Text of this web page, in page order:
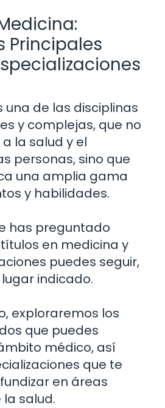
Principales
una de las disciplinas
y complejas, que no
la salud y el
personas, sino que
una amplia gama
y habilidades.
has preguntado
en medicina y
puedes seguir,
indicado.
exploraremos los
que puedes
médico, así
que te
en áreas
salud.